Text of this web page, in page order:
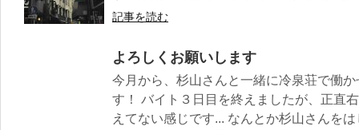
記事を読む
よろしくお願いします
今月から、杉山さんと一緒に冷泉荘で働
す！ バイト３日目を終えましたが、正直
えてない感じです... なんとか杉山さんを